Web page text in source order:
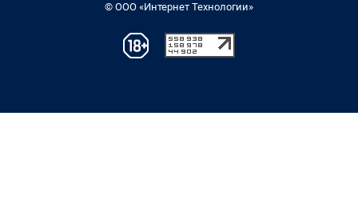
© ООО «Интернет Технологии»